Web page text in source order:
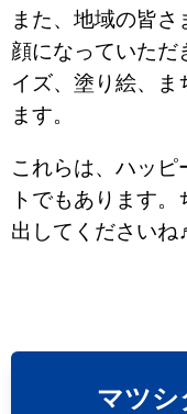
また、地域の皆
顔になっていただ
イズ、塗り絵、ま
ます。
これらは、ハッピ
トでもあります
出してくださいね
マツシ